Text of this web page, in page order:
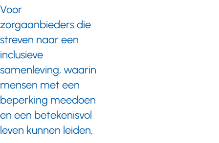
Voor
zorgaanbieders die
streven naar een
inclusieve
samenleving, waarin
mensen met een
beperking meedoen
en een betekenisvol
leven kunnen leiden.